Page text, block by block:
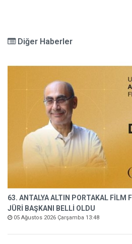
Diğer Haberler
63. ANTALYA ALTIN PORTAKAL FİLM
JÜRİ BAŞKANI BELLİ OLDU
05 Ağustos 2026 Çarşamba 13:48